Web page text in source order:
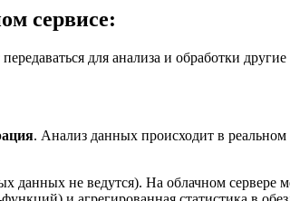
сервисе:
для анализа и обработки
. Анализ данных происходит в
данных не ведутся). На облачном сервере